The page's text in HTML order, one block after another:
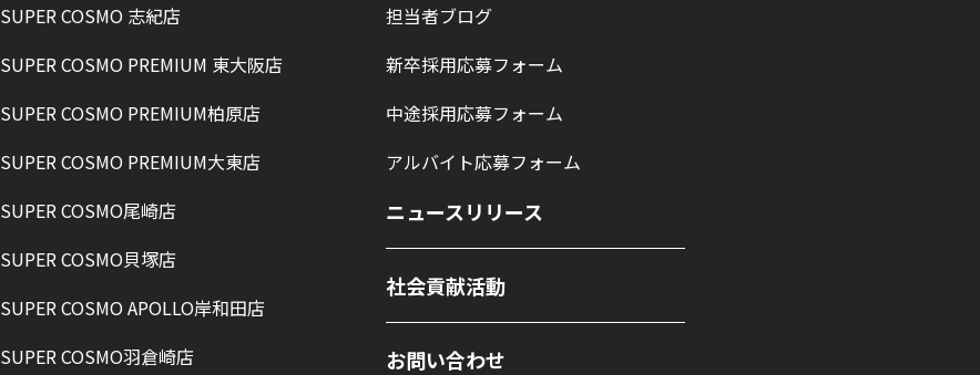
SUPER COSMO 志紀店
SUPER COSMO PREMIUM 東大阪店
SUPER COSMO PREMIUM柏原店
SUPER COSMO PREMIUM大東店
SUPER COSMO尾崎店
SUPER COSMO貝塚店
SUPER COSMO APOLLO岸和田店
SUPER COSMO羽倉崎店
担当者ブログ
新卒採用応募フォーム
中途採用応募フォーム
アルバイト応募フォーム
ニュースリリース
社会貢献活動
お問い合わせ